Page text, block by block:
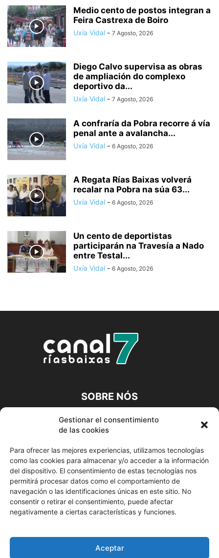
Gestionar el consentimiento
de las cookies
Para ofrecer las mejores experiencias, utilizamos tecnologías
como las cookies para almacenar y/o acceder a la información
del dispositivo. El consentimiento de estas tecnologías nos
permitirá procesar datos como el comportamiento de
navegación o las identificaciones únicas en este sitio. No
consentir o retirar el consentimiento, puede afectar
negativamente a ciertas características y funciones.
Aceptar
Medio cento de postos integran a
Feira Castrexa de Boiro
Uxía Vidal - 7 Agosto, 2026
Diego Calvo supervisa as obras
de ampliación do complexo
deportivo da...
Uxía Vidal - 7 Agosto, 2026
A confraría da Pobra recorre á vía
penal ante a avalancha...
Uxía Vidal - 6 Agosto, 2026
A Regata Rías Baixas volverá
recalar na Pobra na súa 63...
Uxía Vidal - 6 Agosto, 2026
Un cento de deportistas
participarán na Travesía a Nado
entre Testal...
Uxía Vidal - 6 Agosto, 2026
SOBRE NÓS
A CANLE DIXITAL DA TÚA COMARCA
SÍGUENOS
© Canal Rías Baixas